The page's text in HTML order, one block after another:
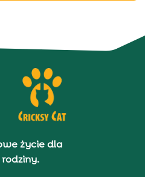
życie dla
rodziny.